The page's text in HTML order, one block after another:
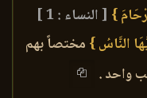
} [ النساء : 1 ]
النَّاسُ } مختصاً بهم
واحد .